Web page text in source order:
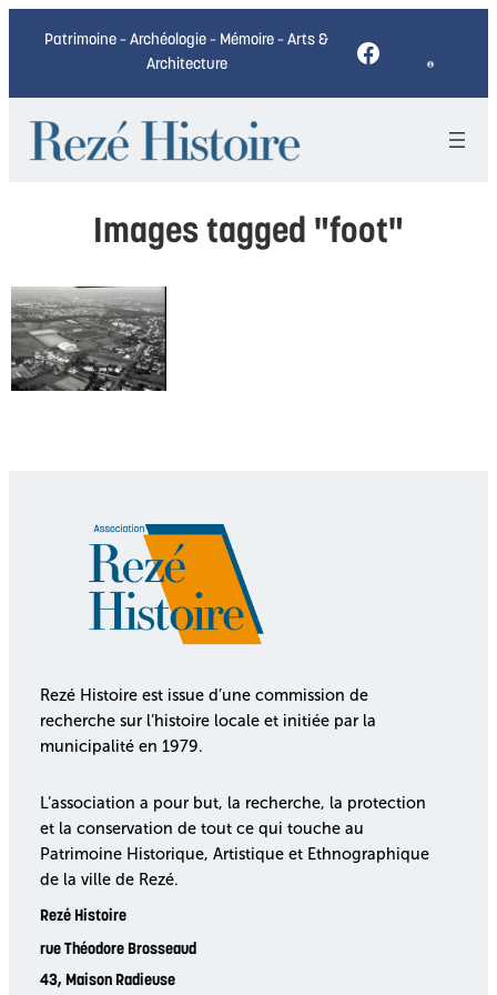
Patrimoine – Archéologie – Mémoire – Arts &
Architecture
Facebook
Images tagged "foot"
Rezé Histoire est issue d’une commission de
recherche sur l’histoire locale et initiée par la
municipalité en 1979.
L’association a pour but, la recherche, la protection
et la conservation de tout ce qui touche au
Patrimoine Historique, Artistique et Ethnographique
de la ville de Rezé.
Rezé Histoire
rue Théodore Brosseaud
43, Maison Radieuse